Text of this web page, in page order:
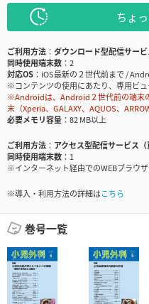
ちょ
ご利用方法
ダウンロード型配信サービ
同時使用端末数
2
対応OS
iOS最新の２世代前まで /
※コンテンツの使用にあたり、専用ビ
※Androidは、Android２世代前の端末
末（Xperia、GALAXY、AQUOS、
必要メモリ容量
82 MB以上
ご利用方法
アクセス型配信サービス（
同時使用端末数
1
※インターネット経由でのWEBブラウ
※導入・利用方法の詳細はこちら
巻号一覧